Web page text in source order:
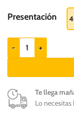
Presentación
Brit Paté & Meat
Te llega
Lo necesitas